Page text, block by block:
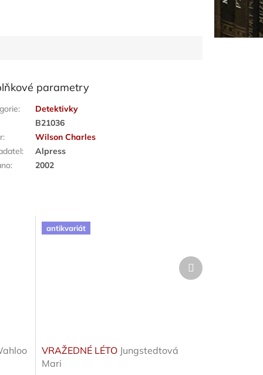
parametry
:
Detektivky
B21036
:
Wilson Charles
:
Alpress
: 2002
antikvariát
VRAŽEDNÉ LÉTO Jungstedtová
Mari
Další
produkt